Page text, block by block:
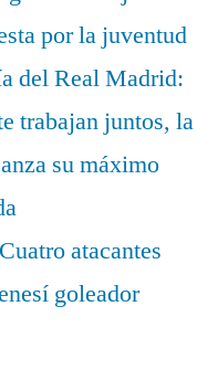
por la juventud
del Real Madrid:
trabajan juntos, la
su máximo
atacantes
goleador